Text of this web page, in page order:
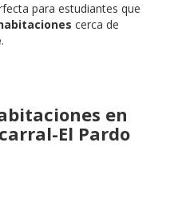
para estudiantes que
cerca de
.
en
El Pardo